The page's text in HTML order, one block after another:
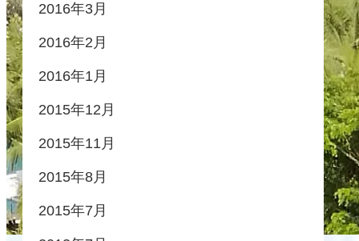
2016年3月
2016年2月
2016年1月
2015年12月
2015年11月
2015年8月
2015年7月